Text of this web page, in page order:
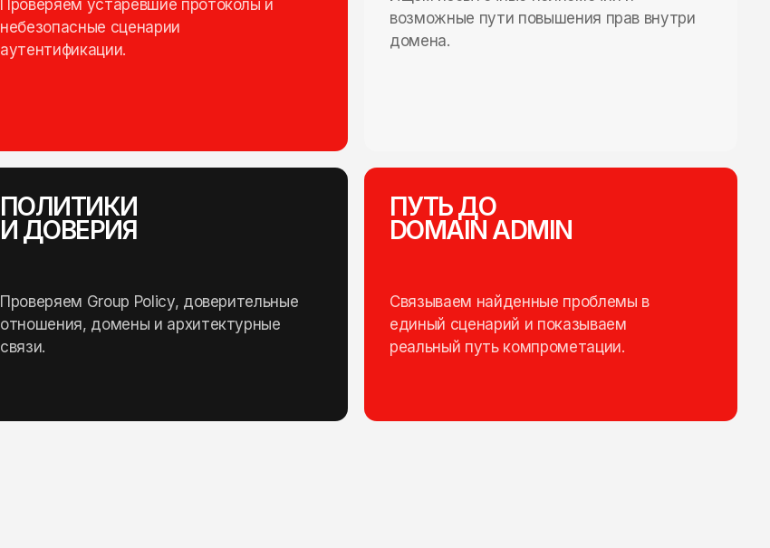
Проверяем устаревшие протоколы и
небезопасные сценарии
аутентификации.
возможные пути повышения прав внутри
домена.
ПОЛИТИКИ
И ДОВЕРИЯ
Проверяем Group Policy, доверительные
отношения, домены и архитектурные
связи.
ПУТЬ ДО
DOMAIN ADMIN
Связываем найденные проблемы в
единый сценарий и показываем
реальный путь компрометации.